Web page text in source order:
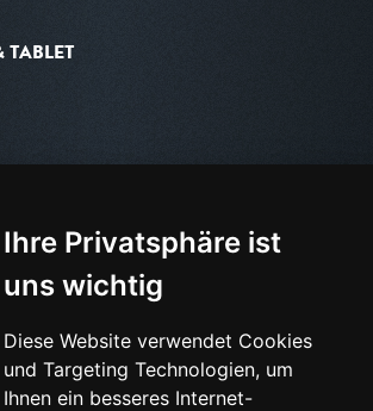
Ihre Privatsphäre ist
uns wichtig
Diese Website verwendet Cookies
und Targeting Technologien, um
Ihnen ein besseres Internet-
TABLET
TV